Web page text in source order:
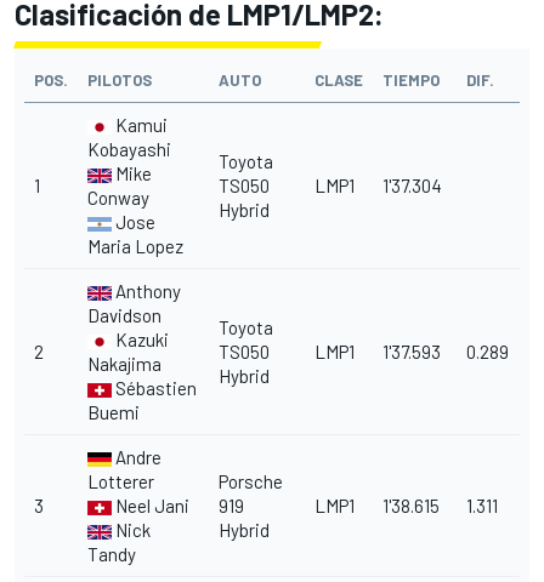
Clasificación de LMP1/LMP2:
POS. PILOTOS AUTO CLASE TIEMPO DIF.
1
Kamui
Kobayashi
Mike
Conway
Jose
Maria Lopez
Toyota
TS050
Hybrid
LMP1 1'37.304
2
Anthony
Davidson
Kazuki
Nakajima
Sébastien
Buemi
Toyota
TS050
Hybrid
LMP1 1'37.593 0.289
3
Andre
Lotterer
Neel Jani
Nick
Tandy
Porsche
919
Hybrid
LMP1 1'38.615 1.311